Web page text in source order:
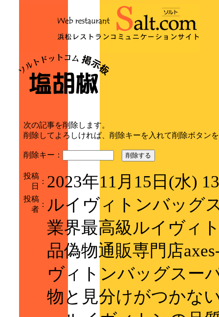
次の記事を削除します。
削除してよろしければ、削除キーを入れて削除ボタン
削除キー： 削除する
投稿
日
： 2023年11月15日(水)
投稿
者
： ルイヴィトンバッグ
業界最高級ルイヴィ
品偽物通販専門店
ヴィトンバッグスー
物と見分けがつかな